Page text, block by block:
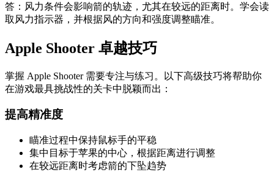
答：风力条件会影响箭的轨迹，尤其在较远的距离时。学会读
取风力指示器，并根据风的方向和强度调整瞄准。
Apple Shooter 卓越技巧
掌握 Apple Shooter 需要专注与练习。以下高级技巧将帮助你
在游戏最具挑战性的关卡中脱颖而出：
提高精准度
瞄准过程中保持鼠标手的平稳
集中目标于苹果的中心，根据距离进行调整
在较远距离时考虑箭的下坠趋势